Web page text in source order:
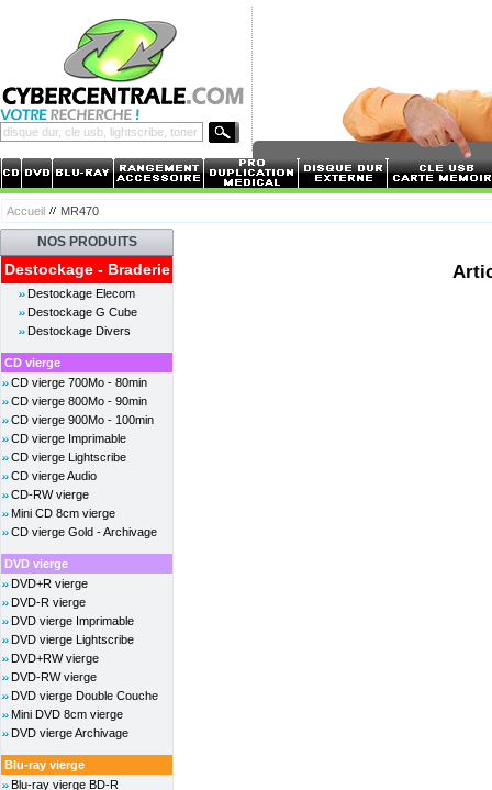
Accueil MR470
NOS PRODUITS
Destockage - Braderie
Destockage Elecom
Destockage G Cube
Destockage Divers
CD vierge
CD vierge 700Mo - 80min
CD vierge 800Mo - 90min
CD vierge 900Mo - 100min
CD vierge Imprimable
CD vierge Lightscribe
CD vierge Audio
CD-RW vierge
Mini CD 8cm vierge
CD vierge Gold - Archivage
DVD vierge
DVD+R vierge
DVD-R vierge
DVD vierge Imprimable
DVD vierge Lightscribe
DVD+RW vierge
DVD-RW vierge
DVD vierge Double Couche
Mini DVD 8cm vierge
DVD vierge Archivage
Blu-ray vierge
Blu-ray vierge BD-R